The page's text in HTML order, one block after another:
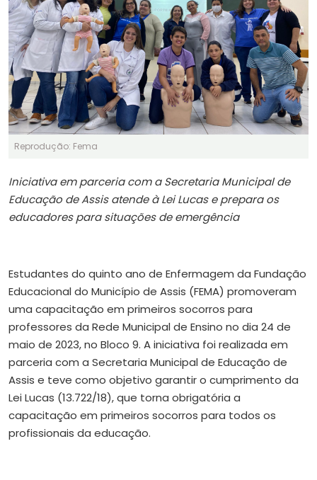
Reprodução: Fema
Iniciativa em parceria com a Secretaria Municipal de
Educação de Assis atende à Lei Lucas e prepara os
educadores para situações de emergência
Estudantes do quinto ano de Enfermagem da Fundação
Educacional do Município de Assis (FEMA) promoveram
uma capacitação em primeiros socorros para
professores da Rede Municipal de Ensino no dia 24 de
maio de 2023, no Bloco 9. A iniciativa foi realizada em
parceria com a Secretaria Municipal de Educação de
Assis e teve como objetivo garantir o cumprimento da
Lei Lucas (13.722/18), que torna obrigatória a
capacitação em primeiros socorros para todos os
profissionais da educação.